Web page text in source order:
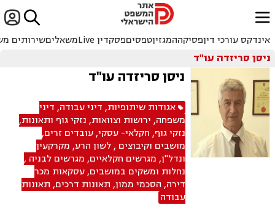

ﱐ
אינדקס עורכי דיןפסיקההמגזיןטפסיםפסקדין Live משאליםשירותים
ניסן סריזדה עו"ד
ניסן סריזדה עו"ד
אגודות שיתופיות, דיני עבודה, דיני
משפחה, ירושות וצוואות, נזקי גוף ותאונות,
נזקי גוף, חקלאי- עסקי,עובדים זרים,
מושבים וקיבוצים ,לשון הרע, מקרקעין
ונדל"ן, מגרשים חקלאיים, מגרשים לבניה ,
נחלות ומשקים במושבים,עסקאות מכר
דירה, הסכמי ממון, תאונות דרכים, תאונות
עבודה